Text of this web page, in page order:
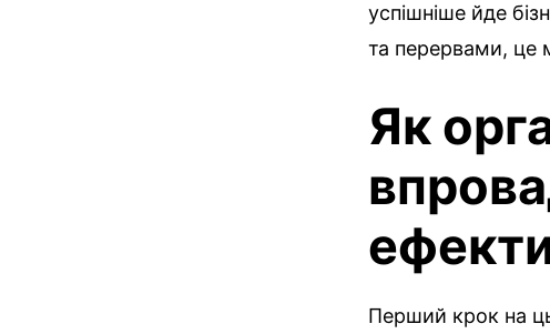
успішніше йде
та перервами, це
Як
Перший крок на